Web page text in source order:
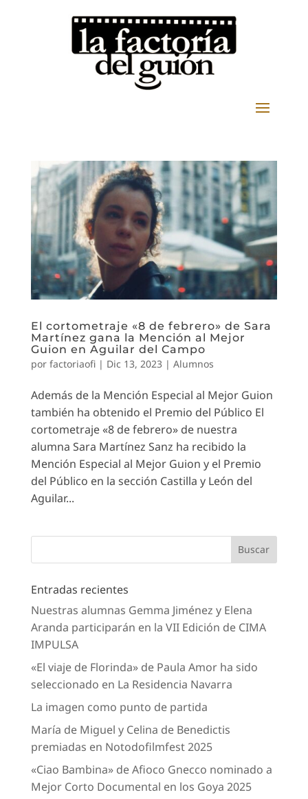
El cortometraje «8 de febrero» de Sara
Martínez gana la Mención al Mejor
Guion en Aguilar del Campo
por factoriaofi| Dic 13, 2023| Alumnos
Además de la Mención Especial al Mejor Guion
también ha obtenido el Premio del Público El
cortometraje «8 de febrero» de nuestra
alumna Sara Martínez Sanz ha recibido la
Mención Especial al Mejor Guion y el Premio
del Público en la sección Castilla y León del
Aguilar...
Entradas recientes
Nuestras alumnas Gemma Jiménez y Elena
Aranda participarán en la VII Edición de CIMA
IMPULSA
«El viaje de Florinda» de Paula Amor ha sido
seleccionado en La Residencia Navarra
La imagen como punto de partida
María de Miguel y Celina de Benedictis
premiadas en Notodofilmfest 2025
«Ciao Bambina» de Afioco Gnecco nominado a
Mejor Corto Documental en los Goya 2025